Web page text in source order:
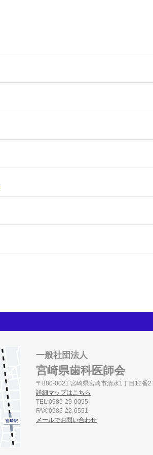
一般社団法人
宮崎県歯科医師会
〒880-0021 宮崎県宮崎市清水1丁目12番2
詳細マップはこちら
TEL:0985-29-0055
FAX:0985-22-6551
メールでお問い合わせ